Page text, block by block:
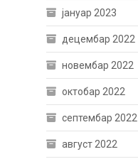
јануар 2023
децембар 2022
новембар 2022
октобар 2022
септембар 2022
август 2022